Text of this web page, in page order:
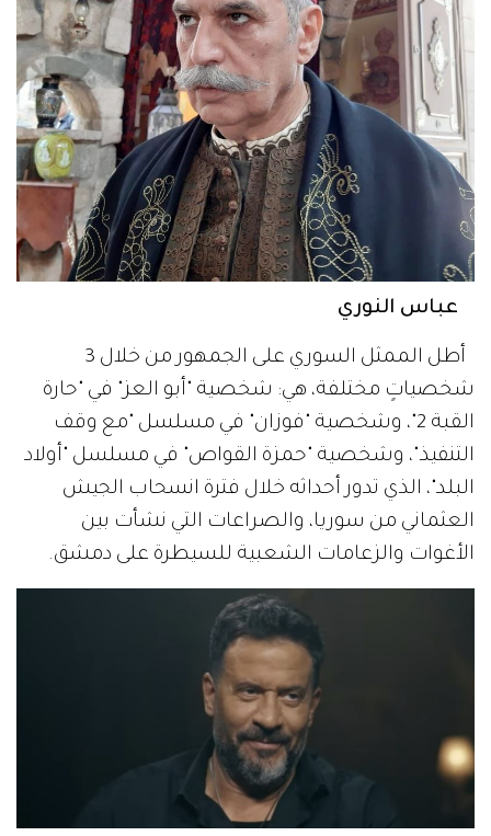
عباس النوري
أطل الممثل السوري على الجمهور من خلال 3
شخصياتٍ مختلفة، هي: شخصية "أبو العز" في "حارة
القبة 2"، وشخصية "فوزان" في مسلسل "مع وقف
التنفيذ"، وشخصية "حمزة القواص" في مسلسل "أولاد
البلد"، الذي تدور أحداثه خلال فترة انسحاب الجيش
العثماني من سوريا، والصراعات التي نشأت بين
الأغوات والزعامات الشعبية للسيطرة على دمشق.